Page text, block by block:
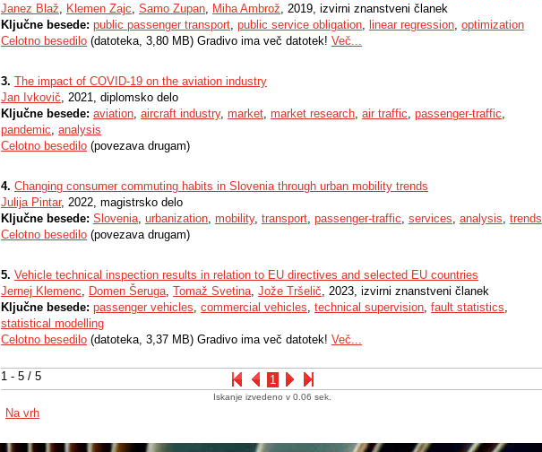
1 - 5 / 5 1
Janez Blaž, Klemen Zajc, Samo Zupan, Miha Ambrož, 2019, izvirni znanstveni članek
Ključne besede: public passenger transport, public service obligation, linear regression, optimization
Celotno besedilo (datoteka, 3,80 MB) Gradivo ima več datotek! Več...
3. The impact of COVID-19 on the aviation industry
Jan Ivkovič, 2021, diplomsko delo
Ključne besede: aviation, aircraft industry, market, market research, air traffic, passenger-traffic,
pandemic, analysis
Celotno besedilo (povezava drugam)
4. Changing consumer commuting habits in Slovenia through urban mobility trends
Julija Pintar, 2022, magistrsko delo
Ključne besede: Slovenia, urbanization, mobility, transport, passenger-traffic, services, analysis, trends
Celotno besedilo (povezava drugam)
5. Vehicle technical inspection results in relation to EU directives and selected EU countries
Jernej Klemenc, Domen Šeruga, Tomaž Svetina, Jože Tršelič, 2023, izvirni znanstveni članek
Ključne besede: passenger vehicles, commercial vehicles, technical supervision, fault statistics,
statistical modelling
Celotno besedilo (datoteka, 3,37 MB) Gradivo ima več datotek! Več...
Iskanje izvedeno v 0.06 sek.
Na vrh